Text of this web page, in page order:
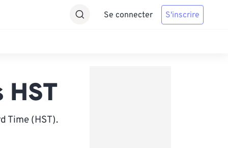
Se connecter S'inscrire
Time (HST).